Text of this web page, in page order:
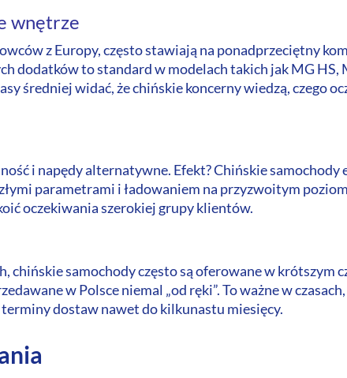
wnętrze
z Europy, często stawiają na ponadprzeciętny
dodatków to standard w modelach takich jak MG HS,
średniej widać, że chińskie koncerny wiedzą, czego
i napędy alternatywne. Efekt? Chińskie samochody
parametrami i ładowaniem na przyzwoitym
oczekiwania szerokiej grupy klientów.
chińskie samochody często są oferowane w krótszym
w Polsce niemal „od ręki”. To ważne w
dostaw nawet do kilkunastu miesięcy.